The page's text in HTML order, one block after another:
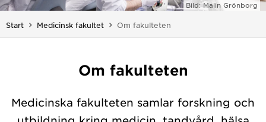
Bild: Malin Grönborg
Start Medicinsk fakultet Du är här:
Om fakulteten
Om fakulteten
Medicinska fakulteten samlar forskning och